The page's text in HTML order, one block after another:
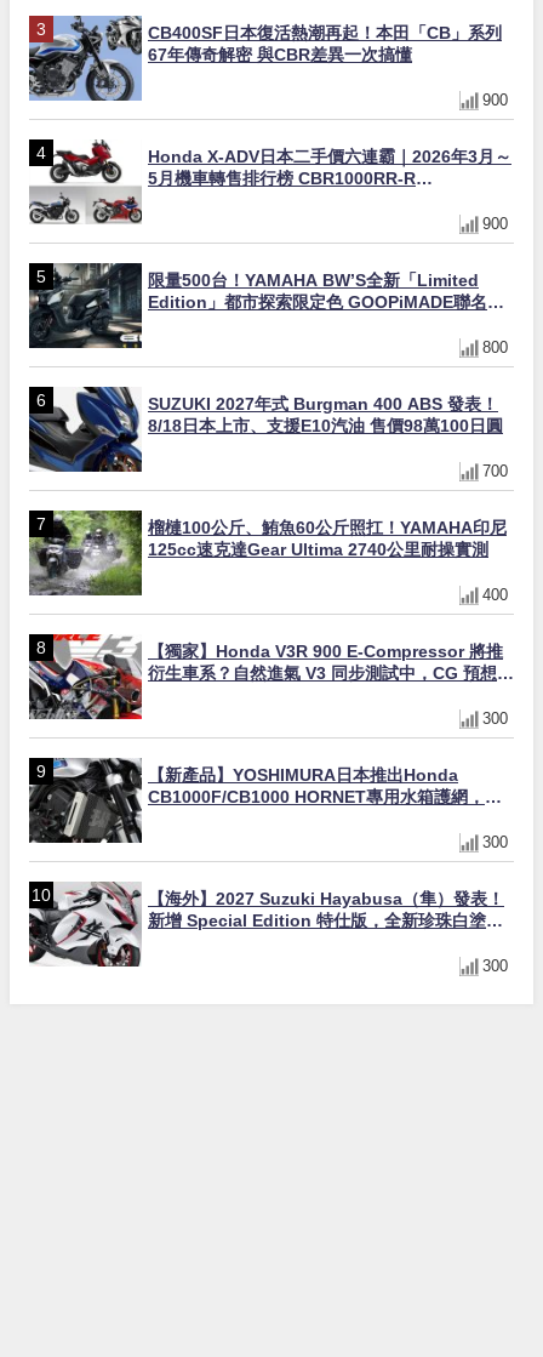
CB400SF日本復活熱潮再起！本田「CB」系列
67年傳奇解密 與CBR差異一次搞懂
900
Honda X-ADV日本二手價六連霸｜2026年3月～
5月機車轉售排行榜 CBR1000RR-R
900
限量500台！YAMAHA BW’S全新「Limited
Edition」都市探索限定色 GOOPiMADE聯名包
800
SUZUKI 2027年式 Burgman 400 ABS 發表！
8/18日本上市、支援E10汽油 售價98萬100日圓
700
榴槤100公斤、鮪魚60公斤照扛！YAMAHA印尼
125cc速克達Gear Ultima 2740公里耐操實測
400
【獨家】Honda V3R 900 E-Compressor 將推
衍生車系？自然進氣 V3 同步測試中，CG 預想曝
300
【新產品】YOSHIMURA日本推出Honda
CB1000F/CB1000 HORNET專用水箱護網，六
300
【海外】2027 Suzuki Hayabusa（隼）發表！
新增 Special Edition 特仕版，全新珍珠白塗裝
300